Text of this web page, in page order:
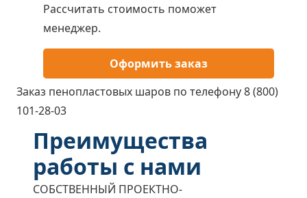
Рассчитать стоимость поможет
менеджер.
Оформить заказ
Заказ пенопластовых шаров по телефону 8 (800)
101-28-03
Преимущества
работы с нами
СОБСТВЕННЫЙ ПРОЕКТНО-